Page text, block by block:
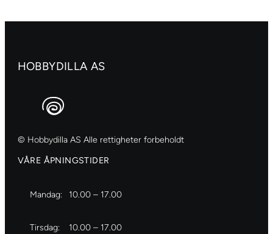
Wings-
HOBBYDILLA AS
© Hobbydilla AS Alle rettigheter forbeholdt
VÅRE ÅPNINGSTIDER
Mandag: 10.00 – 17.00
Tirsdag: 10.00 – 17.00